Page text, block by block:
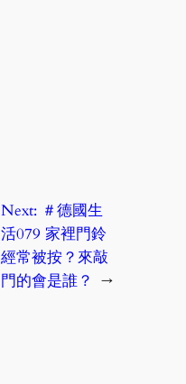
Next: ＃德國生
活079 家裡門鈴
經常被按？來敲
門的會是誰？ →